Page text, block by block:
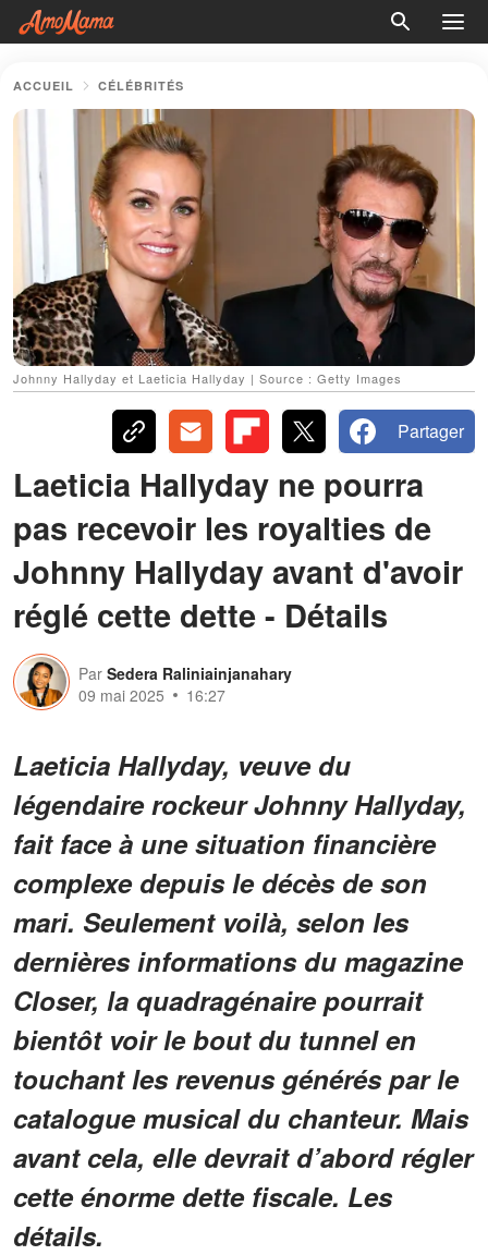
ACCUEIL CÉLÉBRITÉS
Johnny Hallyday et Laeticia Hallyday | Source : Getty Images
Partager
Laeticia Hallyday ne pourra
pas recevoir les royalties de
Johnny Hallyday avant d'avoir
réglé cette dette - Détails
Par Sedera Raliniainjanahary
09 mai 2025
16:27
Laeticia Hallyday, veuve du
légendaire rockeur Johnny Hallyday,
fait face à une situation financière
complexe depuis le décès de son
mari. Seulement voilà, selon les
dernières informations du magazine
Closer, la quadragénaire pourrait
bientôt voir le bout du tunnel en
touchant les revenus générés par le
catalogue musical du chanteur. Mais
avant cela, elle devrait d’abord régler
cette énorme dette fiscale. Les
détails.